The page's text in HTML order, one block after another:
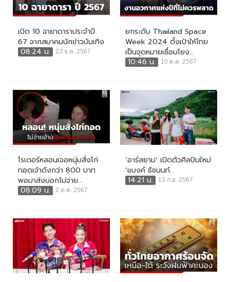
เปิด 10 ฉายาดาราประจำปี
67 จากสมาคมนักข่าวบันเทิง
08:24 น.
23 ธ.ค. 2567
ยกระดับ Thailand Space
Week 2024 ตั้งเป้าให้ไทย
เป็นจุดหมายเชื่อมโยง...
10:46 น.
10 ต.ค. 2567
ไรเดอร์หลอนเจอหนุ่มสั่งไก่
ทอดเจ้าดังกว่า 800 บาท
พอมาส่งบอกไม่จ่าย...
08:09 น.
2 ต.ค. 2567
‘อาร์สยาม’ เปิดตัวศิลปินใหม่
‘แบงค์ ธัชนนท์...
14:21 น.
13 ก.ย. 2567